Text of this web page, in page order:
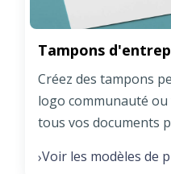
Tampons
Créez des tampons
logo communauté
tous vos documents
›Voir les modèles de